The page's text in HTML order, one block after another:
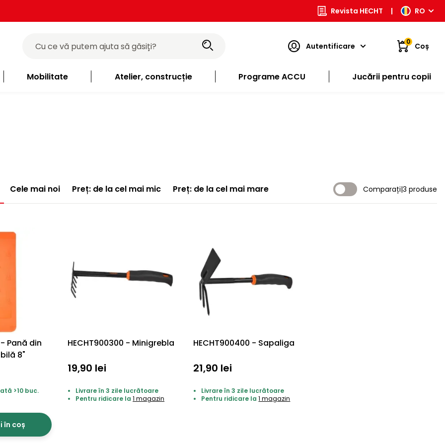
Revista HECHT | RO
Autentificare 0 Coș
Mobilitate Atelier, construcție Programe ACCU Jucării pentru copii
Cele mai noi Preț: de la cel mai mic Preț: de la cel mai mare Comparați|3 produse
Pană din
8"
>10 buc.
în coș
HECHT900300 - Minigrebla
19,90 lei
Livrare în 3 zile lucrătoare
Pentru ridicare la1 magazin
HECHT900400 - Sapaliga
21,90 lei
Livrare în 3 zile lucrătoare
Pentru ridicare la1 magazin